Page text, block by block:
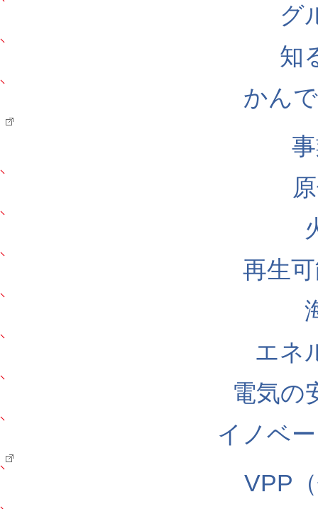
グ
知
かん
再生
エネ
電気の
イノベ
VPP